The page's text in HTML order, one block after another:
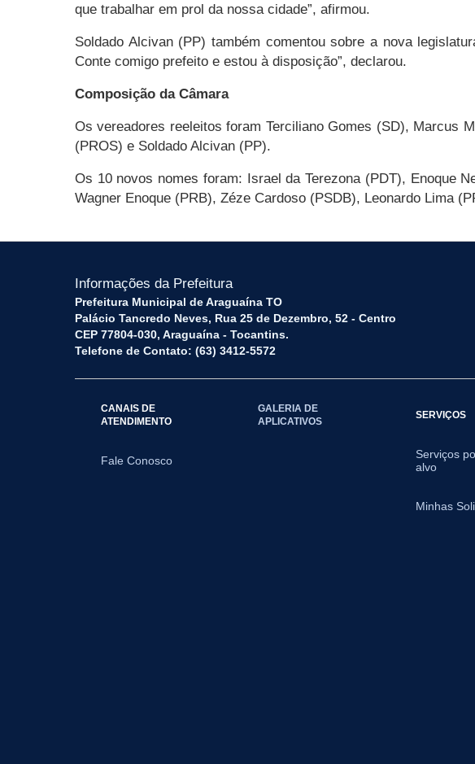
que trabalhar em prol da nossa cidade”, afirmou.
Soldado Alcivan (PP) também comentou sobre a nova
Conte comigo prefeito e estou à disposição”, declarou.
Composição da Câmara
Os vereadores reeleitos foram Terciliano Gomes (SD), Marcus
(PROS) e Soldado Alcivan (PP).
Os 10 novos nomes foram: Israel da Terezona (PDT), Enoque
Wagner Enoque (PRB), Zéze Cardoso (PSDB), Leonardo Lima
Informações da Prefeitura
Prefeitura Municipal de Araguaína TO
Palácio Tancredo Neves, Rua 25 de Dezembro, 52 - Centro
CEP 77804-030, Araguaína - Tocantins.
Telefone de Contato: (63) 3412-5572
CANAIS DE
ATENDIMENTO
Fale Conosco
GALERIA DE
APLICATIVOS
SERVIÇOS
Serviços
alvo
Minhas